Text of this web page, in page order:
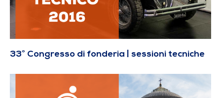
33° Congresso di fonderia | sessioni tecniche